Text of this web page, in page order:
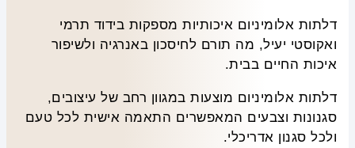
דלתות אלומיניום איכותיות מספקות בידוד תרמי
ואקוסטי יעיל, מה תורם לחיסכון באנרגיה ולשיפור
איכות החיים בבית.
דלתות אלומיניום מוצעות במגוון רחב של עיצובים,
סגנונות וצבעים המאפשרים התאמה אישית לכל טעם
ולכל סגנון אדריכלי.